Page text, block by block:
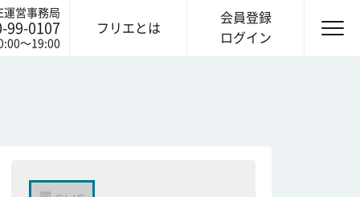
運営事務局
99-0107
〜19:00
フリエとは
会員登録
ログイン